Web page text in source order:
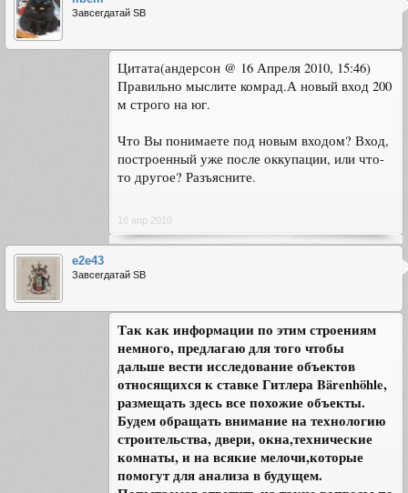
Завсегдатай SB
Цитата(андерсон @ 16 Апреля 2010, 15:46)
Правильно мыслите комрад.А новый вход 200
м строго на юг.
Что Вы понимаете под новым входом? Вход,
построенный уже после оккупации, или что-
то другое? Разъясните.
16 апр 2010
e2e43
Завсегдатай SB
Так как информации по этим строениям
немного, предлагаю для того чтобы
дальше вести исследование объектов
относящихся к ставке Гитлера Bärenhöhle,
размещать здесь все похожие объекты.
Будем обращать внимание на технологию
строительства, двери, окна,технические
комнаты, и на всякие мелочи,которые
помогут для анализа в будущем.